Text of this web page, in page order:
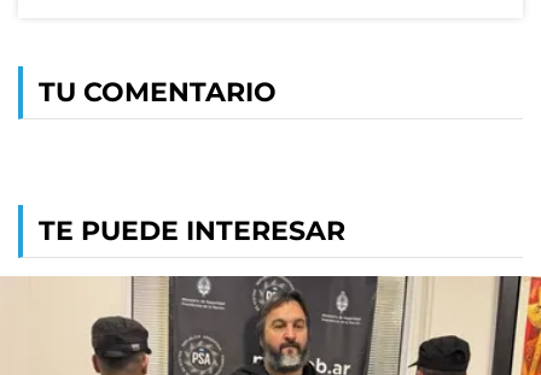
TU COMENTARIO
TE PUEDE INTERESAR